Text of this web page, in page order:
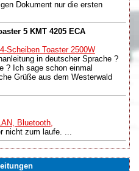
Dokument nur die ersten
5 KMT 4205 ECA
Scheiben Toaster 2500W
in deutscher Sprache ?
? Ich sage schon einmal
Grüße aus dem Westerwald
Bluetooth,
nicht zum laufe. ...